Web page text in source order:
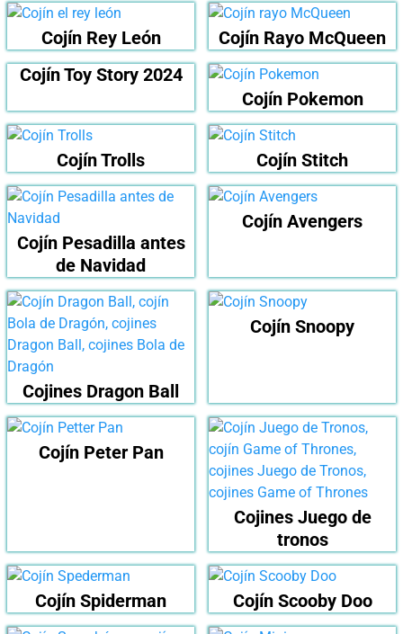
Cojín Rey León
Cojín Rayo McQueen
Cojín Toy Story 2024
Cojín Pokemon
Cojín Trolls Cojín Stitch
Cojín Pesadilla antes
de Navidad
Cojín Avengers
Cojines Dragon Ball
Cojín Snoopy
Cojín Peter Pan
Cojines Juego de
tronos
Cojín Spiderman Cojín Scooby Doo